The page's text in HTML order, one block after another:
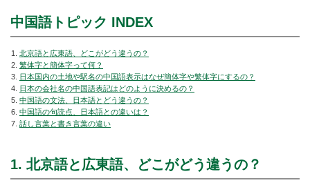
中国語トピック INDEX
北京語と広東語、どこがどう違うの？
繁体字と簡体字って何？
日本国内の土地や駅名の中国語表示はなぜ簡体字や繁体字にするの？
日本の会社名の中国語表記はどのように決めるの？
中国語の文法、日本語とどう違うの？
中国語の句読点、日本語との違いは？
話し言葉と書き言葉の違い
1. 北京語と広東語、どこがどう違うの？